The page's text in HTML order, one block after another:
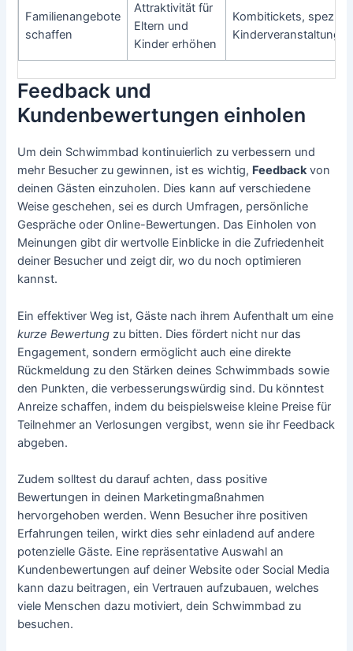
Familienangebote
schaffen
Attraktivität für
Eltern und
Kinder erhöhen
Kombitickets,
Feedback und
Kundenbewertungen einholen
Um dein Schwimmbad kontinuierlich zu verbessern und
mehr Besucher zu gewinnen, ist es wichtig, Feedbackvon
deinen Gästen einzuholen. Dies kann auf verschiedene
Weise geschehen, sei es durch Umfragen, persönliche
Gespräche oder Online-Bewertungen. Das Einholen von
Meinungen gibt dir wertvolle Einblicke in die Zufriedenheit
deiner Besucher und zeigt dir, wo du noch optimieren
kannst.
Ein effektiver Weg ist, Gäste nach ihrem Aufenthalt um eine
kurze Bewertung zu bitten. Dies fördert nicht nur das
Engagement, sondern ermöglicht auch eine direkte
Rückmeldung zu den Stärken deines Schwimmbads sowie
den Punkten, die verbesserungswürdig sind. Du könntest
Anreize schaffen, indem du beispielsweise kleine Preise für
Teilnehmer an Verlosungen vergibst, wenn sie ihr Feedback
abgeben.
Zudem solltest du darauf achten, dass positive
Bewertungen in deinen Marketingmaßnahmen
hervorgehoben werden. Wenn Besucher ihre positiven
Erfahrungen teilen, wirkt dies sehr einladend auf andere
potenzielle Gäste. Eine repräsentative Auswahl an
Kundenbewertungen auf deiner Website oder Social Media
kann dazu beitragen, ein Vertrauen aufzubauen, welches
viele Menschen dazu motiviert, dein Schwimmbad zu
besuchen.